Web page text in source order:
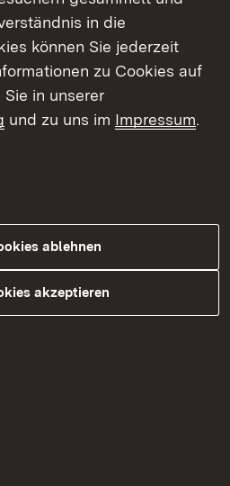
in die
können Sie jederzeit
zu Cookies auf
in unserer
und zu uns im Impressum.
ablehnen
akzeptieren